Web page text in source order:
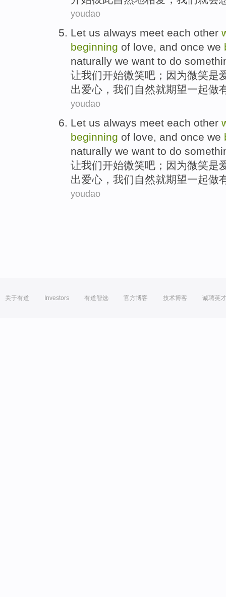
youdao
Let us always meet each other
beginning of love, and once we
naturally we want to do
让我们开始微笑吧； 因为微笑是
出爱心 ，我们 自然就期望一起做
youdao
Let us always meet each other
beginning of love, and once we
naturally we want to do
让我们开始微笑吧； 因为微笑是
出爱心 ，我们 自然就期望一起做
youdao
关于有道 Investors 有道智选 官方博客 技术博客 诚聘英才